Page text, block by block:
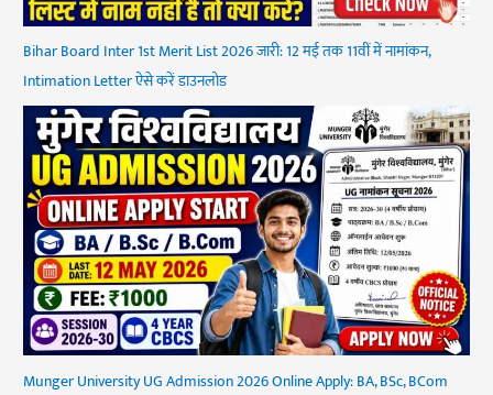
Bihar Board Inter 1st Merit List 2026 जारी: 12 मई तक 11वीं में नामांकन,
Intimation Letter ऐसे करें डाउनलोड
Munger University UG Admission 2026 Online Apply: BA, BSc, BCom